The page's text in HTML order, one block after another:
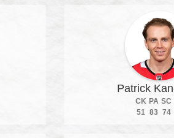
Patrick
CK PA SC
51 83 74